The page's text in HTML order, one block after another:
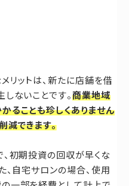
リットは、新たに店舗を借
ないことです。商業地域
ることも珍しくありません
減できます。
、初期投資の回収が早くな
、自宅サロンの場合、使用